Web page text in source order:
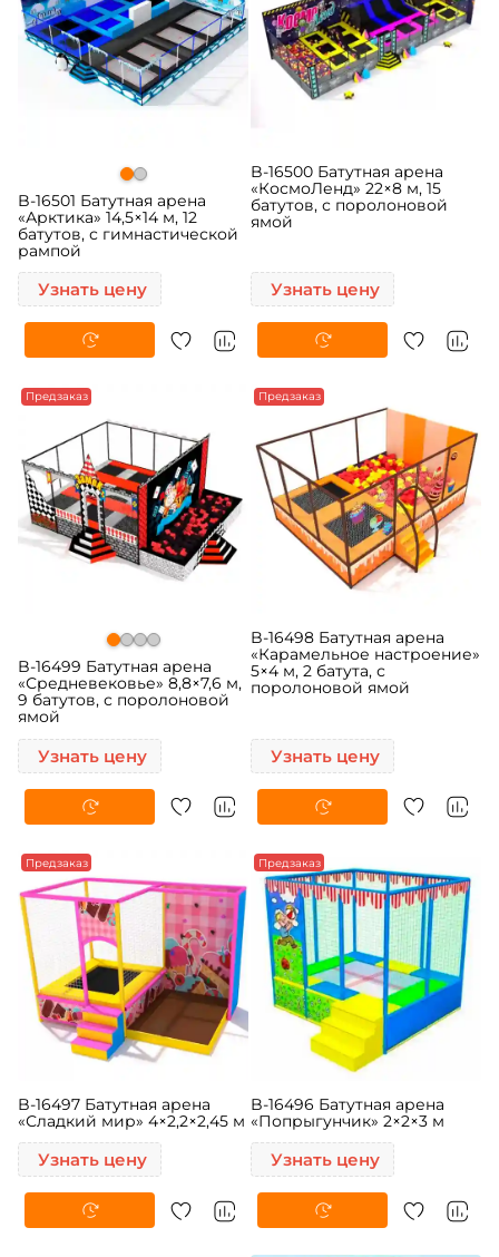
B-16501 Батутная арена
«Арктика» 14,5×14 м, 12
батутов, с гимнастической
рампой
Узнать цену
B-16500 Батутная арена
«КосмоЛенд» 22×8 м, 15
батутов, с поролоновой
ямой
Узнать цену
Предзаказ
B-16499 Батутная арена
«Средневековье» 8,8×7,6 м,
9 батутов, с поролоновой
ямой
Узнать цену
Предзаказ
B-16498 Батутная арена
«Карамельное настроение»
5×4 м, 2 батута, с
поролоновой ямой
Узнать цену
Предзаказ
B-16497 Батутная арена
«Сладкий мир» 4×2,2×2,45 м
Узнать цену
Предзаказ
B-16496 Батутная арена
«Попрыгунчик» 2×2×3 м
Узнать цену